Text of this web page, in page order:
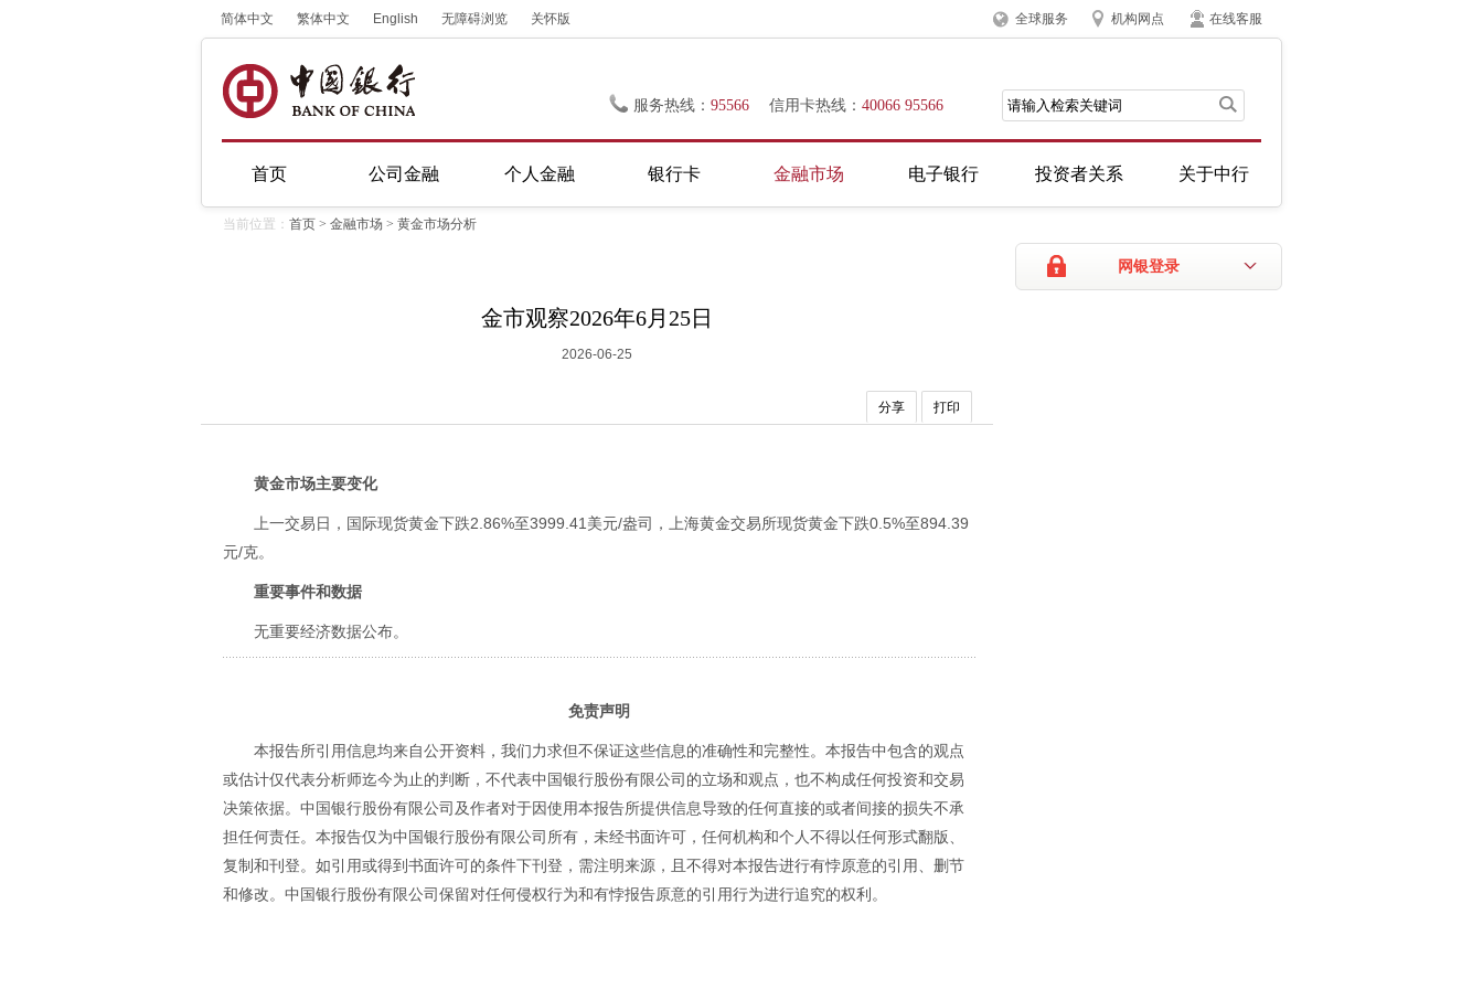
简体中文 繁体中文 English 无障碍浏览 关怀版 全球服务 机构网点 在线客服
服务热线： 95566 信用卡热线： 40066 95566
首页 公司金融 个人金融 银行卡 金融市场 电子银行 投资者关系 关于中行
当前位置： 首页 > 金融市场 > 黄金市场分析
网银登录
金市观察2026年6月25日
2026-06-25
分享 打印
黄金市场主要变化
上一交易日，国际现货黄金下跌2.86%至3999.41美元/盎司，上海黄金交易所现货黄金下跌0.5%至894.39
元/克。
重要事件和数据
无重要经济数据公布。
免责声明
本报告所引用信息均来自公开资料，我们力求但不保证这些信息的准确性和完整性。本报告中包含的观点
或估计仅代表分析师迄今为止的判断，不代表中国银行股份有限公司的立场和观点，也不构成任何投资和交易
决策依据。中国银行股份有限公司及作者对于因使用本报告所提供信息导致的任何直接的或者间接的损失不承
担任何责任。本报告仅为中国银行股份有限公司所有，未经书面许可，任何机构和个人不得以任何形式翻版、
复制和刊登。如引用或得到书面许可的条件下刊登，需注明来源，且不得对本报告进行有悖原意的引用、删节
和修改。中国银行股份有限公司保留对任何侵权行为和有悖报告原意的引用行为进行追究的权利。